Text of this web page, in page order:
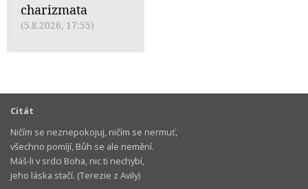
charizmata
(5.8.2026, 17:55)
Citát
Ničím se neznepokojuj, ničím se nermuť,
všechno pomíjí, Bůh se ale nemění.
Máš-li v srdci Boha, nic ti nechybí,
jeho láska stačí. (Terezie z Avily)